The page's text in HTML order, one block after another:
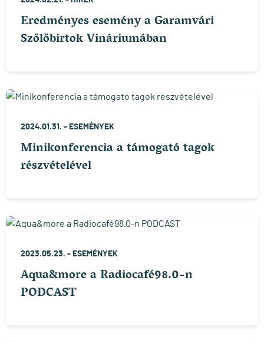
Eredményes esemény a Garamvári
Szőlőbirtok Vináriumában
2024.01.31. - ESEMÉNYEK
Minikonferencia a támogató tagok
részvételével
2023.05.23. - ESEMÉNYEK
Aqua&more a Radiocafé98.0-n
PODCAST